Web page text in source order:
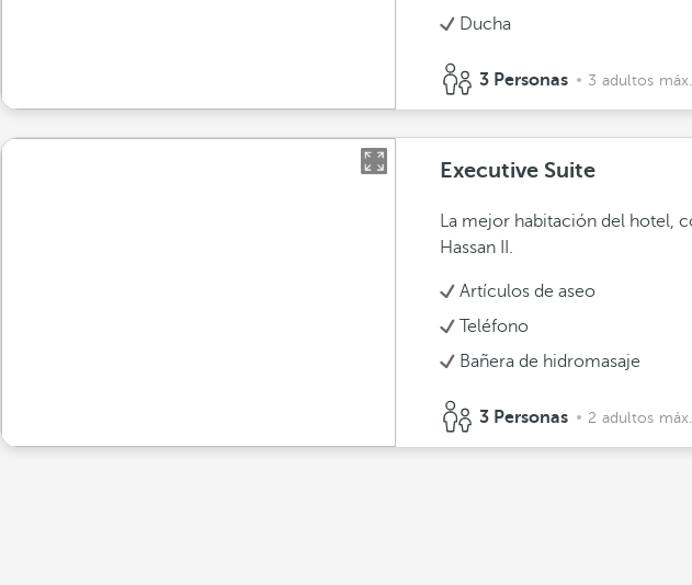
Ducha
3 Personas 3 adultos máx.
Executive Suite
La mejor habitación del hotel,
Hassan II.
Artículos de aseo
Teléfono
Bañera de hidromasaje
3 Personas 2 adultos máx.